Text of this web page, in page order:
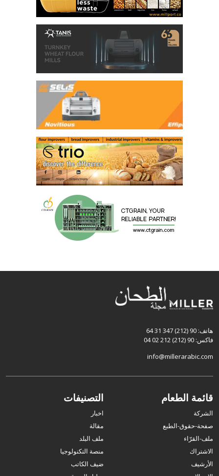
هاتف: 90 (212) 347 31 64
فاكس: 90 (212) 212 02 04
info@millerarabic.com
قائمة الطعام
الشركة
صفحة-حقوق-الطبع
ملف-القرّاء
الاشتراك
الأرشيف
التصنيفات
اخبار
مقالة
ملف البلد
منصة التكنولوجيا
ضيف الكاتب